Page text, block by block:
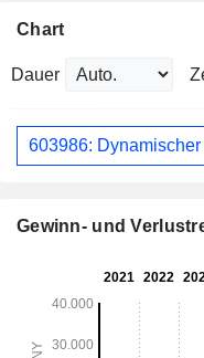
Chart
Dauer
603986: Dynamischer
Gewinn- und